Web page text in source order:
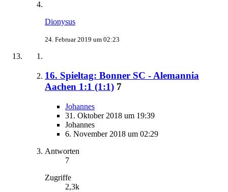
Dionysus
24. Februar 2019 um 02:23
16. Spieltag: Bonner SC - Alemannia
Aachen 1:1 (1:1) 7
Johannes
31. Oktober 2018 um 19:39
Johannes
6. November 2018 um 02:29
Antworten
7
Zugriffe
2,3k